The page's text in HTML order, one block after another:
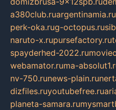
a380club.ruargentinamia.ru
perk-oka.rug-octopus.ru
naruto-x.rupursefactory.ru
spayderhed-2022.ru
webamator.ruma-
nv-750.runews-plain.ru
dizfiles.ruyoutubefree.ru
planeta-samara.ru